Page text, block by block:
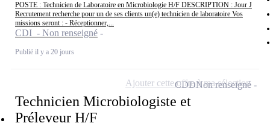
POSTE : Technicien de Laboratoire en Microbiologie H/F DESCRIPTION : Jour J
Recrutement recherche pour un de ses clients un(e) technicien de laboratoire Vos
missions seront : - Réceptionner,...
CDI - Non renseigné
Publié il y a 20 jours
Technicien Microbiologiste et
Préleveur H/F
CDDNon renseigné
Ajouter cette offre à ma sélection